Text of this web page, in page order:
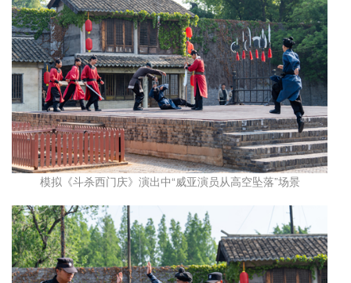
模拟《斗杀西门庆》演出中“威亚演员从高空坠落”场景